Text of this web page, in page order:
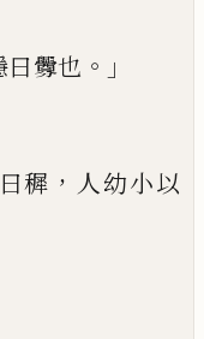
曰釁也 。」
穉 ， 人幼小以